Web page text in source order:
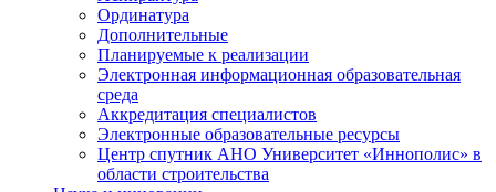
Ординатура
Дополнительные
Планируемые к реализации
Электронная информационная образовательная
среда
Аккредитация специалистов
Электронные образовательные ресурсы
Центр спутник АНО Университет «Иннополис» в
области строительства